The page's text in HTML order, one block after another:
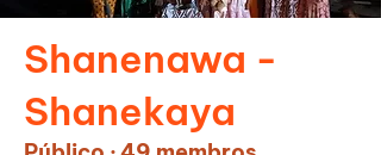
Shanenawa -
Shanekaya